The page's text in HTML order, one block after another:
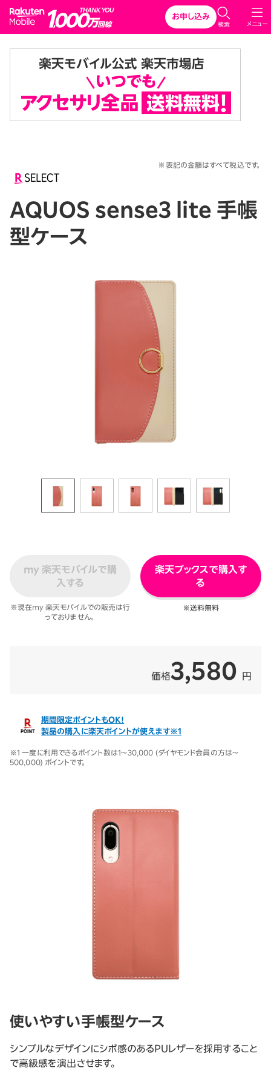
Rakuten Mobile
メニュー
検索
お申し込み
※表記の金額はすべて税込です。
AQUOS sense3 lite 手帳
型ケース
my 楽天モバイルで購
入する
※現在my 楽天モバイルでの販売は行
っておりません。
楽天ブックスで購入す
る
※送料無料
価格3,580 円
期間限定ポイントもOK！
製品の購入に楽天ポイントが使えます※1
※1 一度に利用できるポイント数は1～30,000 (ダイヤモンド会員の方は～
500,000) ポイントです。
使いやすい手帳型ケース
シンプルなデザインにシボ感のあるPUレザーを採用すること
で高級感を演出させます。